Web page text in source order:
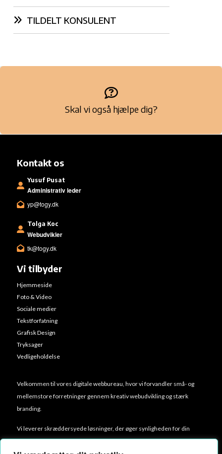
TILDELT KONSULENT
Skal vi også hjælpe dig?
Kontakt os
Yusuf Pusat
Administrativ leder
yp@togy.dk
Tolga Koc
Webudvikler
tk@togy.dk
Vi tilbyder
Hjemmeside
Foto & Video
Sociale medier
Tekstforfatning
Grafisk Design
Tryksager
Vedligeholdelse
Velkommen til vores digitale webbureau, hvor vi forvandler små- og
mellemstore forretninger gennem kreativ webudvikling og stærk
branding.
Vi leverer skræddersyede løsninger, der øger synligheden for din
virksomhed ved at kombinere hjemmesidedesign, video og billeder,